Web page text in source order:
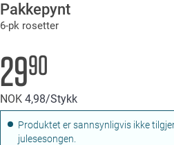
Pakkepynt
6-pk rosetter
2990
NOK498/Stykk
Produktet er sannsynligvis ikke
julesesongen.